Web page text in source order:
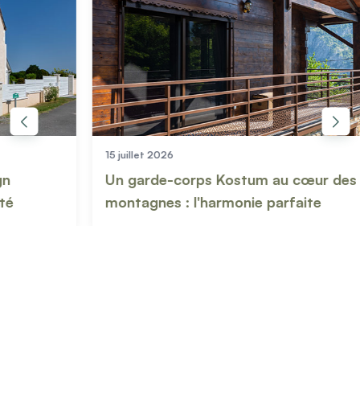
Un garde-corps Kostum au cœur des
montagnes : l'harmonie parfaite